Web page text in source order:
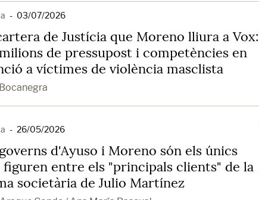
- 03/07/2026
de Justícia que Moreno lliura a Vox:
milions de pressupost i competències en
a víctimes de violència masclista
- 26/05/2026
d'Ayuso i Moreno són els únics
figuren entre els "principals clients" de la
societària de Julio Martínez